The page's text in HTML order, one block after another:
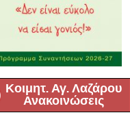
Κοιμητ. Αγ. Λαζάρου
Ανακοινώσεις